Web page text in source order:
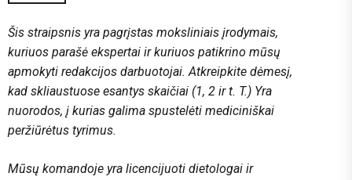
Šis straipsnis yra pagrįstas moksliniais įrodymais,
kuriuos parašė ekspertai ir kuriuos patikrino mūsų
apmokyti redakcijos darbuotojai. Atkreipkite dėmesį,
kad skliaustuose esantys skaičiai (1, 2 ir t. T.) Yra
nuorodos, į kurias galima spustelėti mediciniškai
peržiūrėtus tyrimus.
Mūsų komandoje yra licencijuoti dietologai ir